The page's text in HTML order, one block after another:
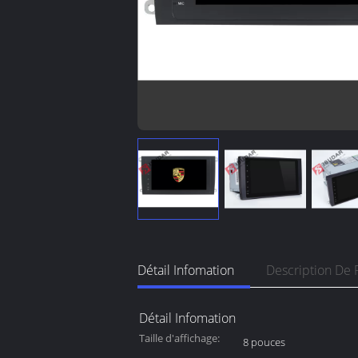
Détail Infomation Description De
Détail Infomation
Taille d'affichage: 8 pouces